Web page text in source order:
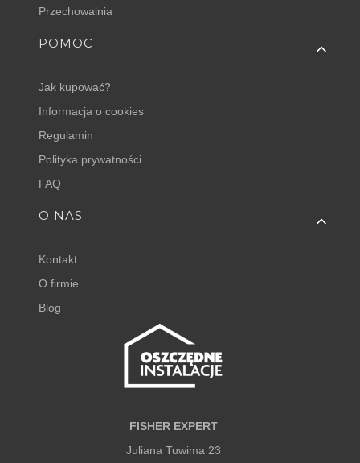
Przechowalnia
POMOC
Jak kupować?
Informacja o cookies
Regulamin
Polityka prywatności
FAQ
O NAS
Kontakt
O firmie
Blog
FISHER EXPERT
Juliana Tuwima 23